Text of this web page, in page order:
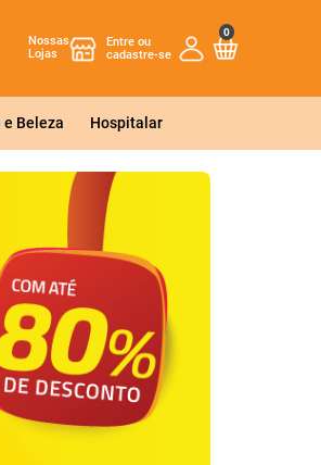
Nossas
Lojas
0
Beleza Hospitalar